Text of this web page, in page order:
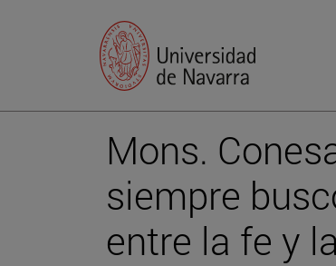
Mons.
siempre
entre la fe y